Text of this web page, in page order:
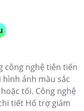
công nghệ tiên tiến
hình ảnh màu sắc
tối. Công nghệ
tiết Hổ trợ giám